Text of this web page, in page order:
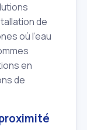
de
où l'eau
en
de